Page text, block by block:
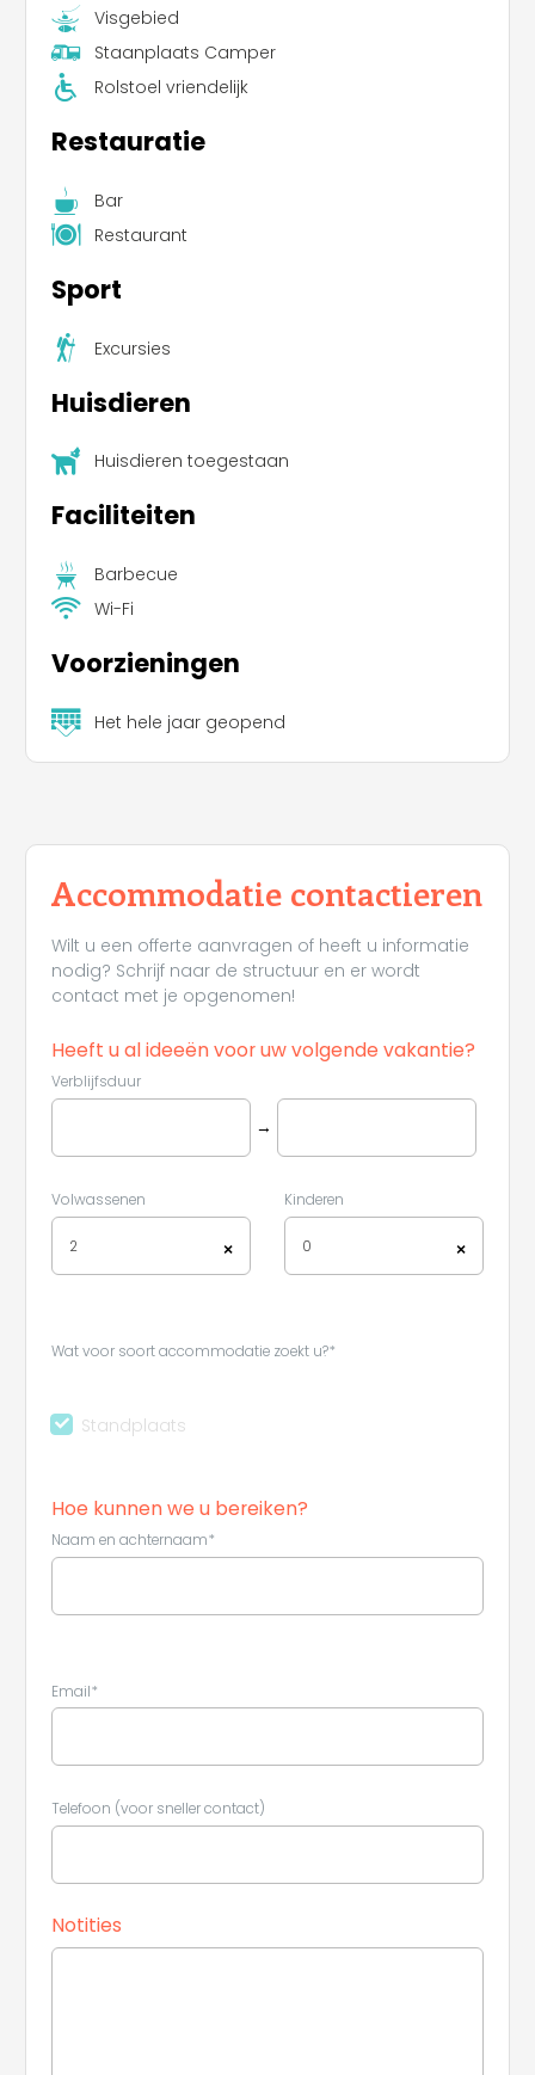
Visgebied
Staanplaats Camper
Rolstoel vriendelijk
Restauratie
Bar
Restaurant
Sport
Excursies
Huisdieren
Huisdieren toegestaan
Faciliteiten
Barbecue
Wi-Fi
Voorzieningen
Het hele jaar geopend
Accommodatie contactieren
Wilt u een offerte aanvragen of heeft u informatie
nodig? Schrijf naar de structuur en er wordt
contact met je opgenomen!
Heeft u al ideeën voor uw volgende vakantie?
Verblijfsduur
→
Volwassenen
×
2
Kinderen
×
0
Wat voor soort accommodatie zoekt u?*
Standplaats
Hoe kunnen we u bereiken?
Naam en achternaam*
Email*
Telefoon (voor sneller contact)
Notities